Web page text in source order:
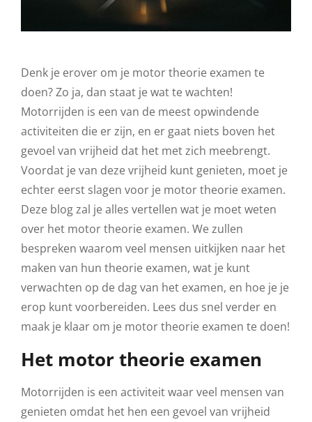
Denk je erover om je motor theorie examen te
doen? Zo ja, dan staat je wat te wachten!
Motorrijden is een van de meest opwindende
activiteiten die er zijn, en er gaat niets boven het
gevoel van vrijheid dat het met zich meebrengt.
Voordat je van deze vrijheid kunt genieten, moet je
echter eerst slagen voor je motor theorie examen.
Deze blog zal je alles vertellen wat je moet weten
over het motor theorie examen. We zullen
bespreken waarom veel mensen uitkijken naar het
maken van hun theorie examen, wat je kunt
verwachten op de dag van het examen, en hoe je je
erop kunt voorbereiden. Lees dus snel verder en
maak je klaar om je motor theorie examen te doen!
Het motor theorie examen
Motorrijden is een activiteit waar veel mensen van
genieten omdat het hen een gevoel van vrijheid